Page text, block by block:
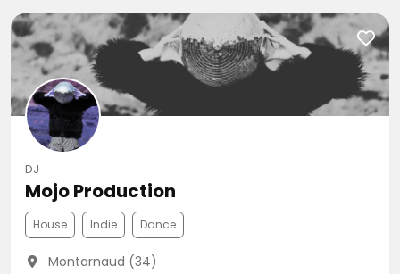
DJ
Mojo Production
House Indie Dance
Montarnaud (34)